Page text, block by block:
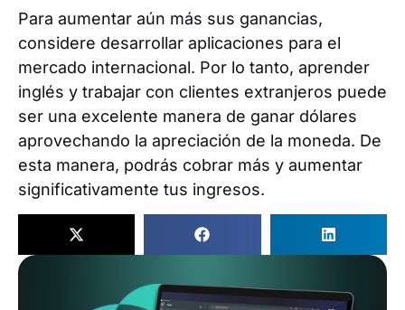
Para aumentar aún más sus ganancias,
considere desarrollar aplicaciones para el
mercado internacional. Por lo tanto, aprender
inglés y trabajar con clientes extranjeros puede
ser una excelente manera de ganar dólares
aprovechando la apreciación de la moneda. De
esta manera, podrás cobrar más y aumentar
significativamente tus ingresos.